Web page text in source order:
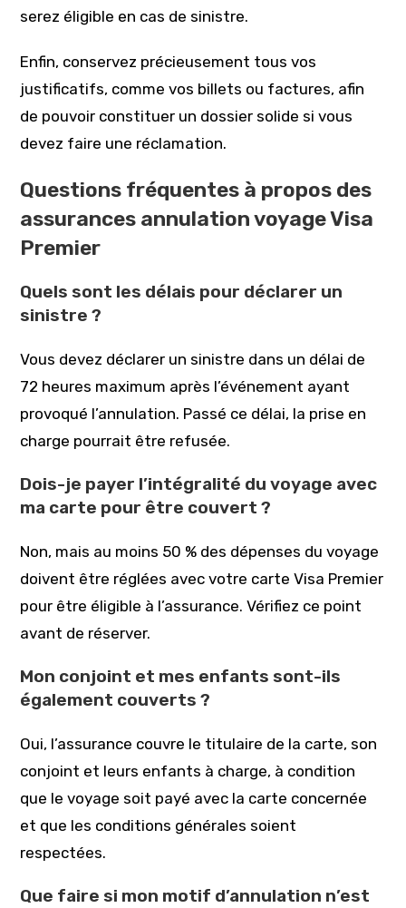
serez éligible en cas de sinistre.
Enfin, conservez précieusement tous vos
justificatifs, comme vos billets ou factures, afin
de pouvoir constituer un dossier solide si vous
devez faire une réclamation.
Questions fréquentes à propos des
assurances annulation voyage Visa
Premier
Quels sont les délais pour déclarer un
sinistre ?
Vous devez déclarer un sinistre dans un délai de
72 heures maximum après l’événement ayant
provoqué l’annulation. Passé ce délai, la prise en
charge pourrait être refusée.
Dois-je payer l’intégralité du voyage avec
ma carte pour être couvert ?
Non, mais au moins 50 % des dépenses du voyage
doivent être réglées avec votre carte Visa Premier
pour être éligible à l’assurance. Vérifiez ce point
avant de réserver.
Mon conjoint et mes enfants sont-ils
également couverts ?
Oui, l’assurance couvre le titulaire de la carte, son
conjoint et leurs enfants à charge, à condition
que le voyage soit payé avec la carte concernée
et que les conditions générales soient
respectées.
Que faire si mon motif d’annulation n’est